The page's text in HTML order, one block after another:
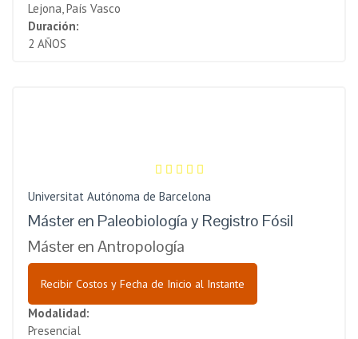
Lejona, País Vasco
Duración:
2 AÑOS
Universitat Autónoma de Barcelona
Máster en Paleobiología y Registro Fósil
Máster en Antropología
Recibir Costos y Fecha de Inicio al Instante
Modalidad:
Presencial